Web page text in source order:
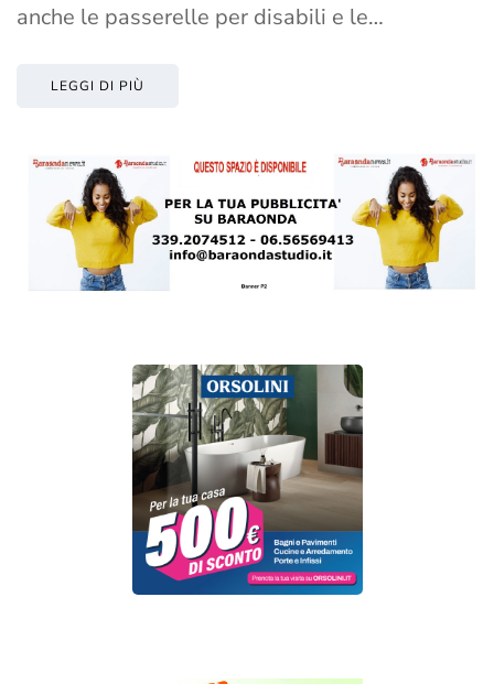
anche le passerelle per disabili e le…
LEGGI DI PIÙ